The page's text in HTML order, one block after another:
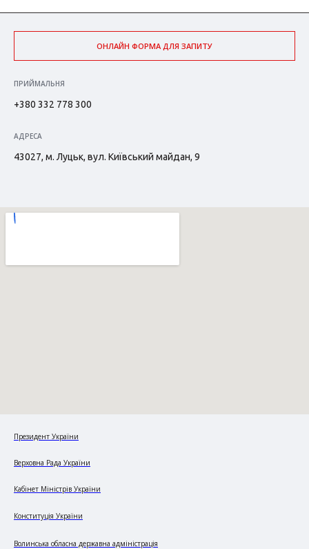
ОНЛАЙН ФОРМА ДЛЯ ЗАПИТУ
ПРИЙМАЛЬНЯ
+380 332 778 300
АДРЕСА
43027, м. Луцьк, вул. Київський майдан, 9
Президент України
Верховна Рада України
Кабінет Міністрів України
Конституція України
Волинська обласна державна адміністрація